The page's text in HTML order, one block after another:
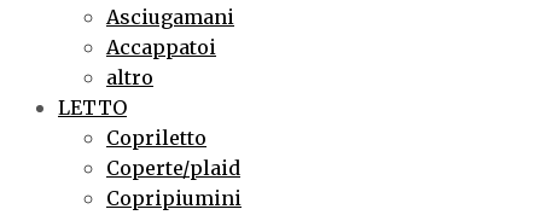
Asciugamani
Accappatoi
altro
LETTO
Copriletto
Coperte/plaid
Copripiumini